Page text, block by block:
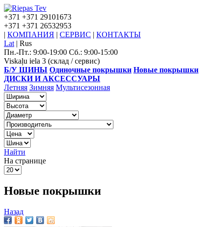
+371 +371 29101673
+371 +371 26532953
| КОМПАНИЯ | СЕРВИС | КОНТАКТЫ
Lat | Rus
Пн.-Пт.: 9:00-19:00 Сб.: 9:00-15:00
Viskaļu iela 3 (склад / сервис)
Б/У ШИНЫ Одиночные покрышки Новые покрышки
ДИСКИ И АКСЕССУАРЫ
Летняя Зимняя Мультисезонная
Найти
На странице
Новые покрышки
Назад